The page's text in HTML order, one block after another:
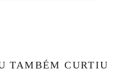
TAMBÉM CURTIU